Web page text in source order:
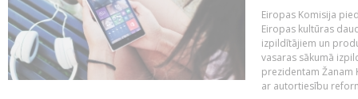
Eiropas Komisija
Eiropas kultūras
izpildītājiem un
vasaras sākumā
prezidentam Žanam
ar autortiesību